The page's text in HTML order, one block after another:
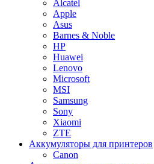
Alcatel
Apple
Asus
Barnes & Noble
HP
Huawei
Lenovo
Microsoft
MSI
Samsung
Sony
Xiaomi
ZTE
Аккумуляторы для принтеров
Canon